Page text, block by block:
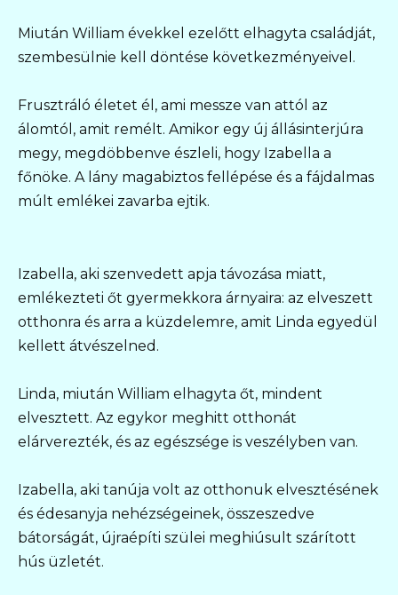
Miután William évekkel ezelőtt elhagyta családját,
szembesülnie kell döntése következményeivel.
Frusztráló életet él, ami messze van attól az
álomtól, amit remélt. Amikor egy új állásinterjúra
megy, megdöbbenve észleli, hogy Izabella a
főnöke. A lány magabiztos fellépése és a fájdalmas
múlt emlékei zavarba ejtik.
Izabella, aki szenvedett apja távozása miatt,
emlékezteti őt gyermekkora árnyaira: az elveszett
otthonra és arra a küzdelemre, amit Linda egyedül
kellett átvészelned.
Linda, miután William elhagyta őt, mindent
elvesztett. Az egykor meghitt otthonát
elárverezték, és az egészsége is veszélyben van.
Izabella, aki tanúja volt az otthonuk elvesztésének
és édesanyja nehézségeinek, összeszedve
bátorságát, újraépíti szülei meghiúsult szárított
hús üzletét.